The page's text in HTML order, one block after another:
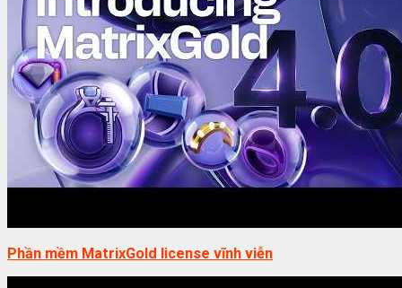
Phần mềm MatrixGold license vĩnh viễn